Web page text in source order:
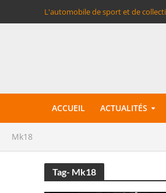
L'automobile de sport et de
ACCUEIL ACTUALITÉS
Mk18
Tag- Mk18